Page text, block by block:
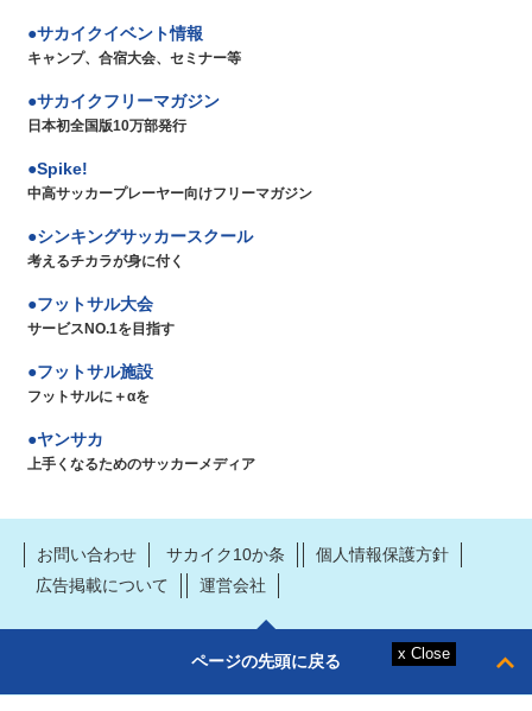
サカイクイベント情報
キャンプ、合宿大会、セミナー等
サカイクフリーマガジン
日本初全国版10万部発行
Spike!
中高サッカープレーヤー向けフリーマガジン
シンキングサッカースクール
考えるチカラが身に付く
フットサル大会
サービスNO.1を目指す
フットサル施設
フットサルに＋αを
ヤンサカ
上手くなるためのサッカーメディア
お問い合わせ サカイク10か条
個人情報保護方針
広告掲載について
運営会社
ページの先頭に戻る